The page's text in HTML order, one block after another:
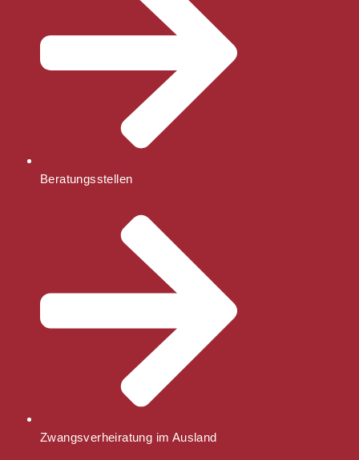
Beratungsstellen
Zwangsverheiratung im Ausland